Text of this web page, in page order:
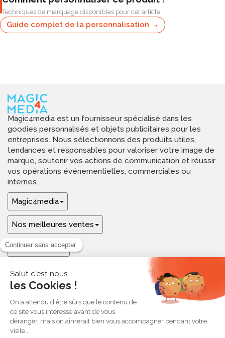
Techniques de marquage disponibles pour cet article
Guide complet de la personnalisation →
Magic4media est un fournisseur spécialisé dans les
goodies personnalisés et objets publicitaires pour les
entreprises. Nous sélectionnons des produits utiles,
tendances et responsables pour valoriser votre image de
marque, soutenir vos actions de communication et réussir
vos opérations événementielles, commerciales ou
internes.
Magic4media
Nos meilleures ventes
Guides & aide
Ressources & inspirations